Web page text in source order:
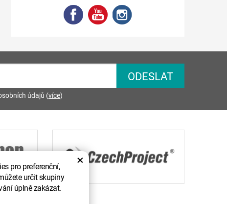
pro preferenční,
určit skupiny
úplně zakázat.
×
údajů (více)